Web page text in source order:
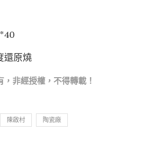
還原燒
，非經授權，不得轉載！
陳啟村 陶瓷廠